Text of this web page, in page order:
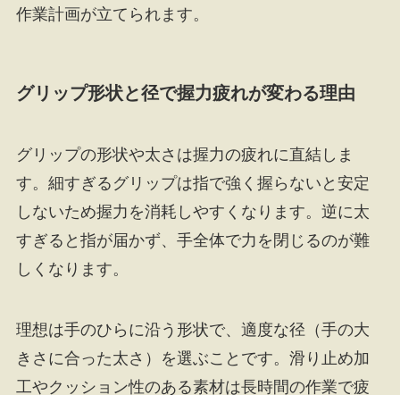
作業計画が立てられます。
グリップ形状と径で握力疲れが変わる理由
グリップの形状や太さは握力の疲れに直結しま
す。細すぎるグリップは指で強く握らないと安定
しないため握力を消耗しやすくなります。逆に太
すぎると指が届かず、手全体で力を閉じるのが難
しくなります。
理想は手のひらに沿う形状で、適度な径（手の大
きさに合った太さ）を選ぶことです。滑り止め加
工やクッション性のある素材は長時間の作業で疲